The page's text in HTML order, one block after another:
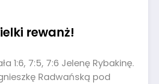
rewanż!
1:6, 7:5, 7:6 Jelenę Rybakinę.
Radwańską pod